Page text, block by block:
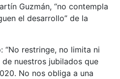
Guzmán, “no contempla
el desarrollo” de la
“No restringe, no limita ni
nuestros jubilados que
No nos obliga a una